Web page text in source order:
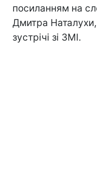
посиланням на
Дмитра Наталухи,
зустрічі зі ЗМІ.